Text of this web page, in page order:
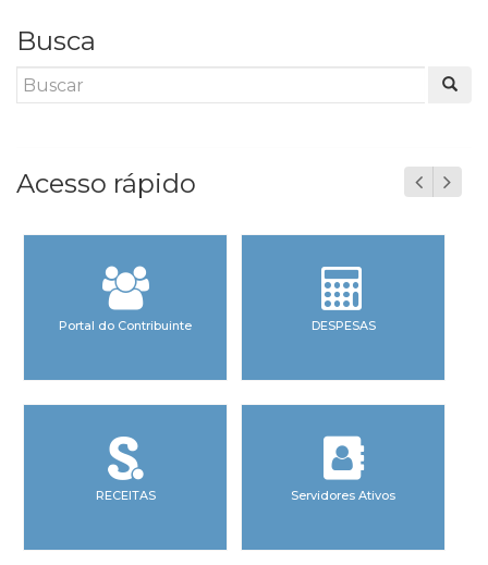
Busca
Acesso rápido
Portal do Contribuinte DESPESAS
RECEITAS Servidores Ativos